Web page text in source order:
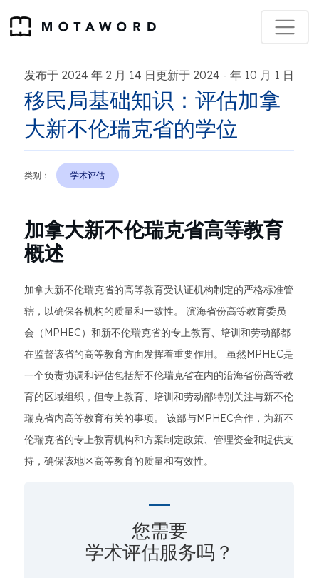
发布于 2024 年 2 月 14 日更新于 2024 - 年 10 月 1 日
移民局基础知识：评估加拿
大新不伦瑞克省的学位
类别： 学术评估
加拿大新不伦瑞克省高等教育
概述
加拿大新不伦瑞克省的高等教育受认证机构制定的严格标准管
辖，以确保各机构的质量和一致性。 滨海省份高等教育委员
会（MPHEC）和新不伦瑞克省的专上教育、培训和劳动部都
在监督该省的高等教育方面发挥着重要作用。 虽然MPHEC是
一个负责协调和评估包括新不伦瑞克省在内的沿海省份高等教
育的区域组织，但专上教育、培训和劳动部特别关注与新不伦
瑞克省内高等教育有关的事项。 该部与MPHEC合作，为新不
伦瑞克省的专上教育机构和方案制定政策、管理资金和提供支
持，确保该地区高等教育的质量和有效性。
您需要
学术评估服务吗？